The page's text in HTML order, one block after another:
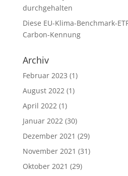
durchgehalten
Diese EU-Klima-Benchmark-
Carbon-Kennung
Archiv
Februar 2023 (1)
August 2022(1)
April 2022(1)
Januar 2022(30)
Dezember 2021 (29)
November 2021 (31)
Oktober 2021 (29)